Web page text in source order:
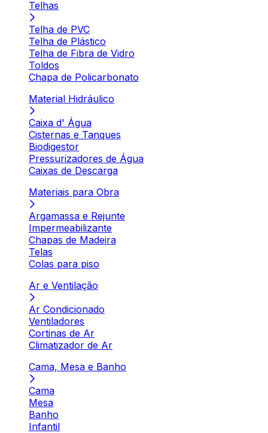
Telhas
Telha de PVC
Telha de Plástico
Telha de Fibra de Vidro
Toldos
Chapa de Policarbonato
Material Hidráulico
Caixa d' Água
Cisternas e Tanques
Biodigestor
Pressurizadores de Água
Caixas de Descarga
Materiais para Obra
Argamassa e Rejunte
Impermeabilizante
Chapas de Madeira
Telas
Colas para piso
Ar e Ventilação
Ar Condicionado
Ventiladores
Cortinas de Ar
Climatizador de Ar
Cama, Mesa e Banho
Cama
Mesa
Banho
Infantil